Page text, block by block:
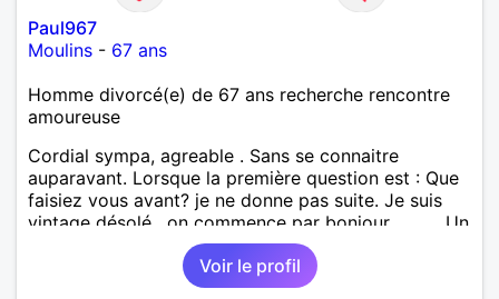
Paul967
Moulins - 67 ans
Homme divorcé(e) de 67 ans recherche rencontre
amoureuse
Cordial sympa, agreable . Sans se connaitre
auparavant. Lorsque la première question est : Que
faisiez vous avant? je ne donne pas suite. Je suis
vintage désolé , on commence par bonjour .......... Un
minimum ...... Je ne suis pas docteur , banquier,
psycholoque , philantrope, mécène.
Voir le profil